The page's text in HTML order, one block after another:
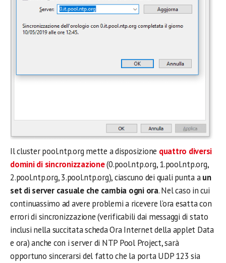
Il cluster pool.ntp.org mette a disposizione quattro diversi
domini di sincronizzazione(0.pool.ntp.org, 1.pool.ntp.org,
2.pool.ntp.org, 3.pool.ntp.org), ciascuno dei quali punta aun
set di server casuale che cambia ogni ora. Nel caso in cui
continuassimo ad avere problemi a ricevere l’ora esatta con
errori di sincronizzazione (verificabili dai messaggi di stato
inclusi nella succitata scheda Ora Internet della applet Data
e ora) anche con i server di NTP Pool Project, sarà
opportuno sincerarsi del fatto che la porta UDP 123 sia